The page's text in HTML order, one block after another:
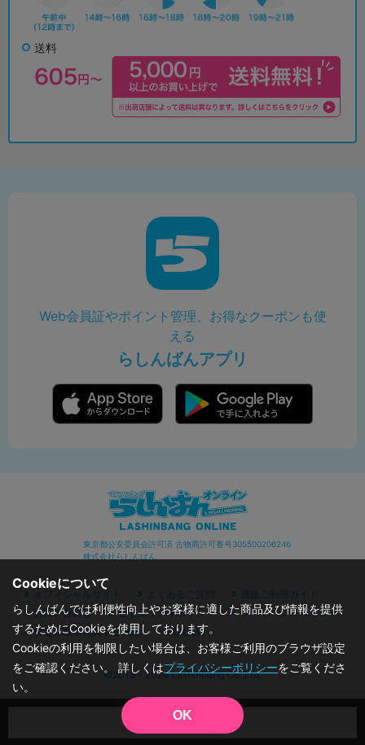
品切状態
送料
Web会員証やポイント管理、お得なクーポンも使
える
らしんばんアプリ
東京都公安委員会許可済 古物商許可番号305500206246
株式会社らしんばん
オフィシャルサイト よくあるご質問
通販ご利用ガイド
お問い合わせ
セキュリティポリシー
プライバシーポリシー
特定商取引に関する表記
利用規約
©2019 - 2026 Lashinbang Co.,Ltd.
Cookieについて
らしんばんでは利便性向上やお客様に適した商品及び情報を提供
するためにCookieを使用しております。
Cookieの利用を制限したい場合は、お客様ご利用のブラウザ設定
をご確認ください。 詳しくはプライバシーポリシーをご覧くださ
い。
OK